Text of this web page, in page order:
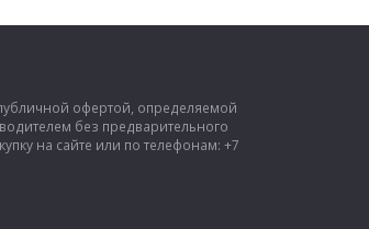
офертой, определяемой
без предварительного
на сайте или по телефонам: +7